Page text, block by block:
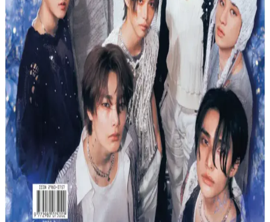
Yaratıcı Boyama Deneyimi
Bigpoint Jel Mum Boya Fosforlu 5 Renk, güvenli, parlak ve
fosforlu renkleriyle çocuklar ve sanatçılar için ideal, kolay kullanım
sağlayan pratik ve güvenli boyama setidir.
Stabilo Dondurma Sevimli Havuç ve Mini Fosforlu
Kalemler Seti İncelemesi
Stabilo'nun sevimli ve fonksiyonel dondurma kalem seti, çocukların
ilgisini çeken tasarımı ve fosforlu özellikleriyle öne çıkıyor.
Kullanım kolaylığı ve eğlenceli görsel detaylar sunar.
Çocuklar İçin El Yapımı Deri Mermi Taşıma Çantası
ve Güvenlik Önerileri
10 yaş çocuklar için tasarlanan deri mermi çantası, çelik bilyelerin
tehlikeleri ve çevresel etkileriyle birlikte güvenlik önlemleri ve
alternatif mermi seçeneklerini ele alıyor.